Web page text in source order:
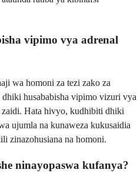
vipimo vya adrenal
wa homoni za tezi zako za
husababisha vipimo vizuri vya
zaidi. Hata hivyo, kudhibiti dhiki
ujumla na kunaweza kukusaidia
zinazohusiana na homoni.
ninayopaswa kufanya?